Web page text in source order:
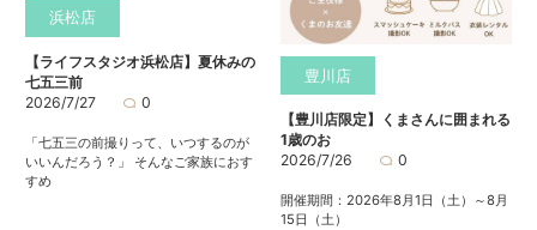
浜松店
【ライフスタジオ浜松店】夏休みの
七五三前
2026/7/27
0
「七五三の前撮りって、いつするのが
いいんだろう？」 そんなご家族におす
すめ
豊川店
【豊川店限定】くまさんに囲まれる
1歳のお
2026/7/26
0
開催期間：2026年8月1日（土）～8月
15日（土）